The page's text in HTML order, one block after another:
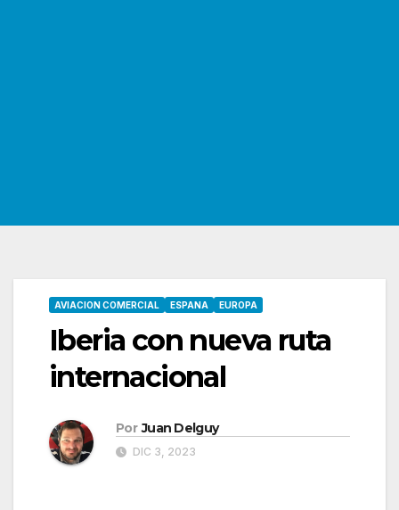
AVIACION COMERCIAL ESPANA EUROPA
Iberia con nueva ruta
internacional
Por Juan Delguy
DIC 3, 2023